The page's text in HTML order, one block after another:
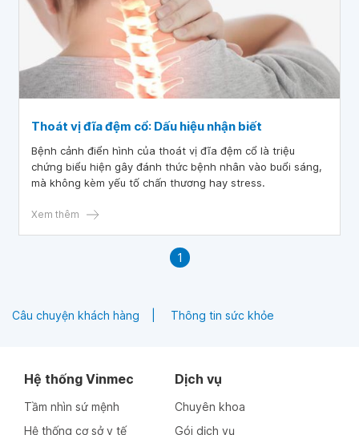
Thoát vị đĩa đệm cổ: Dấu hiệu nhận biết
Bệnh cảnh điển hình của thoát vị đĩa đệm cổ là triệu
chứng biểu hiện gây đánh thức bệnh nhân vào buổi sáng,
mà không kèm yếu tố chấn thương hay stress.
Xem thêm
1
Câu chuyện khách hàng Thông tin sức khỏe
Hệ thống Vinmec
Tầm nhìn sứ mệnh
Hệ thống cơ sở y tế
Dịch vụ
Chuyên khoa
Gói dịch vụ